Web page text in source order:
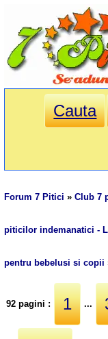
Cauta
Forum 7 Pitici »Club 7
piticilor indemanatici -
pentru bebelusi si copii
92 pagini : 1 ...